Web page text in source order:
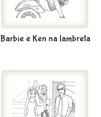
Barbie e Ken na lambreta